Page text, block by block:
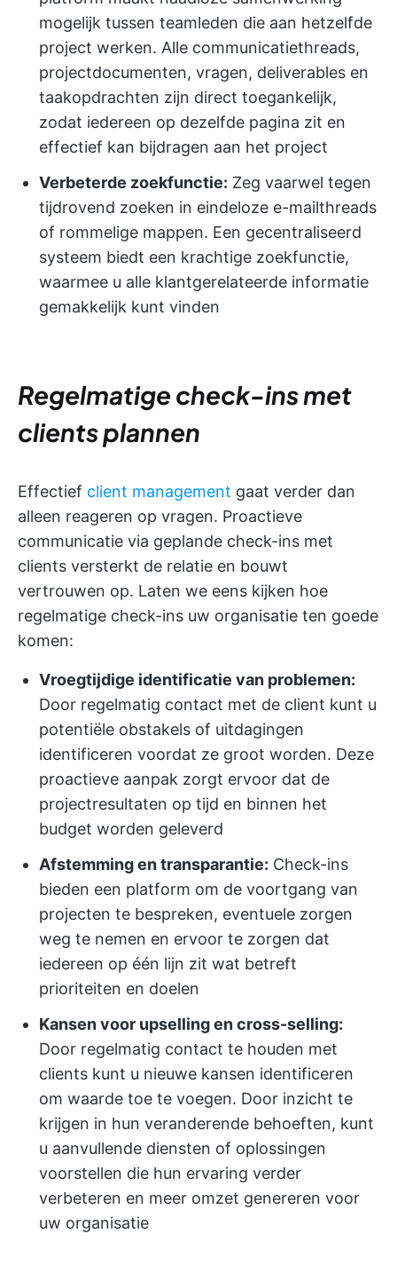
mogelijk tussen teamleden die aan hetzelfde
project werken. Alle communicatiethreads,
projectdocumenten, vragen, deliverables en
taakopdrachten zijn direct toegankelijk,
zodat iedereen op dezelfde pagina zit en
effectief kan bijdragen aan het project
Verbeterde zoekfunctie: Zeg vaarwel tegen
tijdrovend zoeken in eindeloze e-mailthreads
of rommelige mappen. Een gecentraliseerd
systeem biedt een krachtige zoekfunctie,
waarmee u alle klantgerelateerde informatie
gemakkelijk kunt vinden
Regelmatige check-ins met
clients plannen
Effectief client management gaat verder dan
alleen reageren op vragen. Proactieve
communicatie via geplande check-ins met
clients versterkt de relatie en bouwt
vertrouwen op. Laten we eens kijken hoe
regelmatige check-ins uw organisatie ten goede
komen:
Vroegtijdige identificatie van problemen:
Door regelmatig contact met de client kunt u
potentiële obstakels of uitdagingen
identificeren voordat ze groot worden. Deze
proactieve aanpak zorgt ervoor dat de
projectresultaten op tijd en binnen het
budget worden geleverd
Afstemming en transparantie: Check-ins
bieden een platform om de voortgang van
projecten te bespreken, eventuele zorgen
weg te nemen en ervoor te zorgen dat
iedereen op één lijn zit wat betreft
prioriteiten en doelen
Kansen voor upselling en cross-selling:
Door regelmatig contact te houden met
clients kunt u nieuwe kansen identificeren
om waarde toe te voegen. Door inzicht te
krijgen in hun veranderende behoeften, kunt
u aanvullende diensten of oplossingen
voorstellen die hun ervaring verder
verbeteren en meer omzet genereren voor
uw organisatie